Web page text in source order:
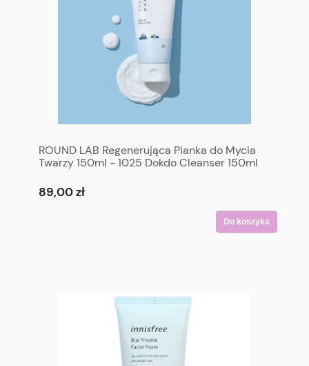
ROUND LAB Regenerująca Pianka do Mycia
Twarzy 150ml - 1025 Dokdo Cleanser 150ml
89,00 zł
Do koszyka